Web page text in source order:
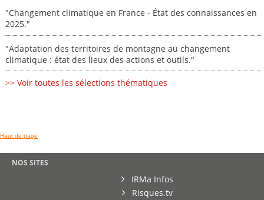
"Changement climatique en France - État des connaissances en
2025."
"Adaptation des territoires de montagne au changement
climatique : état des lieux des actions et outils."
>> Voir toutes les sélections thématiques
Haut de page
NOS SITES
IRMa Infos
Risques.tv